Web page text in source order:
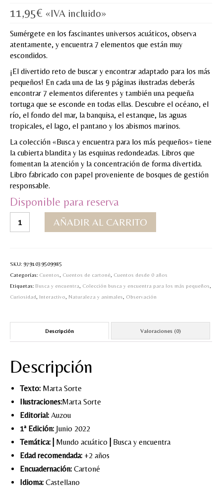
CREACIONES
BLOG
MI CUENTA
Valoraciones y opiniones de TejiendoLEE un
cuento
11,95€ «IVA incluido»
Sumérgete en los fascinantes universos acuáticos, observa
atentamente, y encuentra 7 elementos que están muy
escondidos.
¡El divertido reto de buscar y encontrar adaptado para los más
pequeños! En cada una de las 9 páginas ilustradas deberás
encontrar 7 elementos diferentes y también una pequeña
tortuga que se esconde en todas ellas. Descubre el océano, el
río, el fondo del mar, la banquisa, el estanque, las aguas
tropicales, el lago, el pantano y los abismos marinos.
La colección «Busca y encuentra para los más pequeños» tiene
la cubierta blandita y las esquinas redondeadas. Libros que
fomentan la atención y la concentración de forma divertida.
Libro fabricado con papel proveniente de bosques de gestión
responsable.
Disponible para reserva
los
más
pequeños-
En
AÑADIR AL CARRITO
SKU: 9791039509985
Categorías: Cuentos Cuentos de cartoné Cuentos desde 0 años
Etiquetas: Busca y encuentra Colección busca y encuentra para los más pequeños
Curiosidad
Interactivo Naturaleza y animales Observación
Descripción Valoraciones (0)
Descripción
Texto: Marta Sorte
Ilustraciones:Marta Sorte
Editorial: Auzou
1ª Edición: Junio 2022
Temática:
Mundo acuático
Busca y encuentra
Edad recomendada: +2 años
Encuadernación: Cartoné
Idioma: Castellano